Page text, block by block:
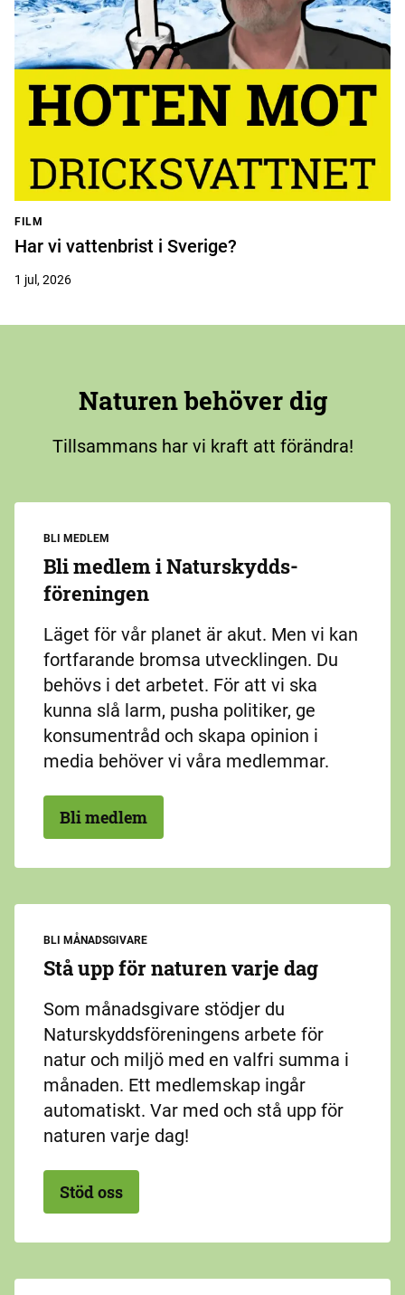
FILM
Har vi vattenbrist i Sverige?
1 jul, 2026
Naturen behöver dig
Tillsammans har vi kraft att förändra!
BLI MEDLEM
Bli medlem i Naturskydds­
föreningen
Läget för vår planet är akut. Men vi kan
fortfarande bromsa utvecklingen. Du
behövs i det arbetet. För att vi ska
kunna slå larm, pusha politiker, ge
konsumentråd och skapa opinion i
media behöver vi våra medlemmar.
Bli medlem
BLI MÅNADSGIVARE
Stå upp för naturen varje dag
Som månadsgivare stödjer du
Naturskyddsföreningens arbete för
natur och miljö med en valfri summa i
månaden. Ett medlemskap ingår
automatiskt. Var med och stå upp för
naturen varje dag!
Stöd oss